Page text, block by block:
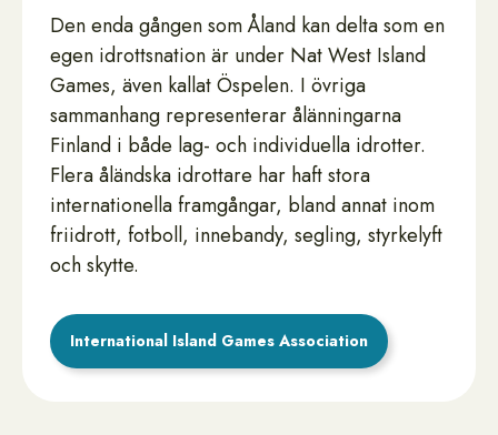
Den enda gången som Åland kan delta som en
egen idrottsnation är under Nat West Island
Games, även kallat Öspelen. I övriga
sammanhang representerar ålänningarna
Finland i både lag- och individuella idrotter.
Flera åländska idrottare har haft stora
internationella framgångar, bland annat inom
friidrott, fotboll, innebandy, segling, styrkelyft
och skytte.
International Island Games Association